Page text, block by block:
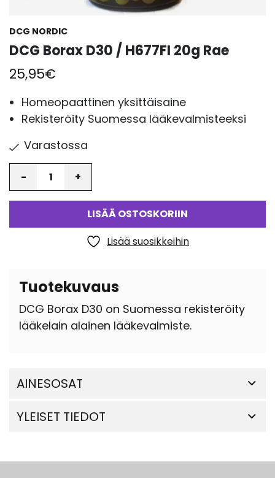
DCG NORDIC
DCG Borax D30 / H677FI 20g Rae
25,95€
Homeopaattinen yksittäisaine
Rekisteröity Suomessa lääkevalmisteeksi
Varastossa
LISÄÄ OSTOSKORIIN
Lisää suosikkeihin
Tuotekuvaus
DCG Borax D30 on Suomessa rekisteröity
lääkelain alainen lääkevalmiste.
AINESOSAT
YLEISET TIEDOT